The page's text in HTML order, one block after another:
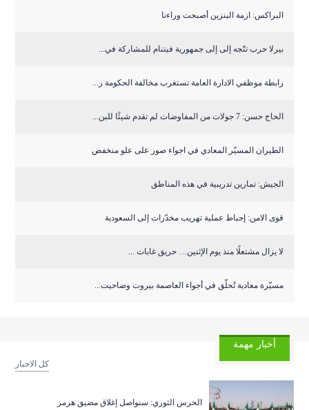
البراكس: ازمة البنزين أصبحت وراءنا
بيرلا حرب تتّجه إلى إلى جمهورية فيتنام للمشاركة في...
رابطة موظفي الادارة العامة تستغرب مخالفة الحكومة ر...
الحاج حسن: 7 جولات من المفاوضات لم تقدم شيئًا للبن...
الطيران المسيّر المعادي في اجواء صور على علو منخفض
الجيش: تمارين تدريبية في هذه المناطق
قوى الامن: إحباط عملية تهريب مخدّرات إلى السعودية
لا يزال مشتعلًا منذ يوم الإثنين… حريق غابات ...
مسيّرة معادية تُحلّق في أجواء العاصمة بيروت وضاحيت...
أخبار مهمة
كل الاخبار
الحرس الثوري: سنواصل إغلاق مضيق هرمز